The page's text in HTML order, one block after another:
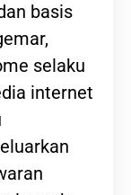
basis
selaku
internet